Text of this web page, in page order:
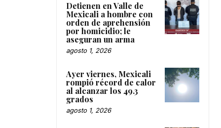
Detienen en Valle de
Mexicali a hombre con
orden de aprehensión
por homicidio; le
aseguran un arma
agosto 1, 2026
Ayer viernes, Mexicali
rompió récord de calor
al alcanzar los 49.3
grados
agosto 1, 2026